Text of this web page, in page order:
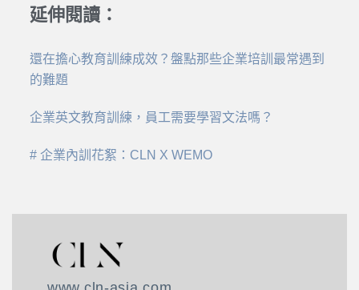
延伸閱讀：
還在擔心教育訓練成效？盤點那些企業培訓最常遇到
的難題
企業英文教育訓練，員工需要學習文法嗎？
# 企業內訓花絮：CLN X WEMO